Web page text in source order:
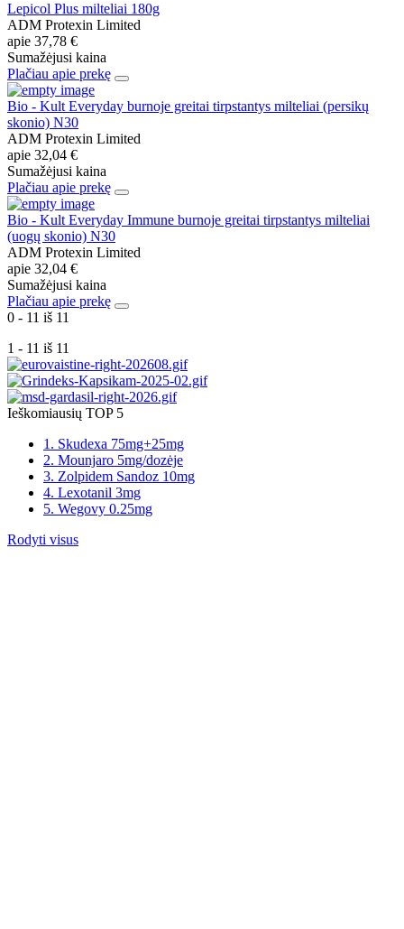
Lepicol Plus milteliai 180g
ADM Protexin Limited
apie 37,78 €
Sumažėjusi kaina
Plačiau apie prekę
Bio - Kult Everyday burnoje greitai tirpstantys milteliai (persikų
skonio) N30
ADM Protexin Limited
apie 32,04 €
Sumažėjusi kaina
Plačiau apie prekę
Bio - Kult Everyday Immune burnoje greitai tirpstantys milteliai
(uogų skonio) N30
ADM Protexin Limited
apie 32,04 €
Sumažėjusi kaina
Plačiau apie prekę
0 - 11 iš 11
1 - 11 iš 11
Ieškomiausių TOP 5
1. Skudexa 75mg+25mg
2. Mounjaro 5mg/dozėje
3. Zolpidem Sandoz 10mg
4. Lexotanil 3mg
5. Wegovy 0.25mg
Rodyti visus